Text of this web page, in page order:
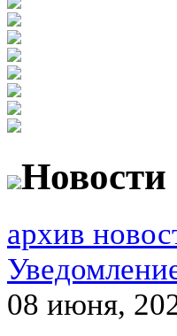
Новости
архив
08 июня,